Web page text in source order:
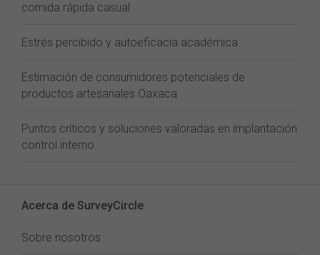
comida rápida casual
Estrés percibido y autoeficacia académica
Estimación de consumidores potenciales de
productos artesanales Oaxaca
Puntos críticos y soluciones valoradas en implantación
control interno
Acerca de SurveyCircle
Sobre nosotros